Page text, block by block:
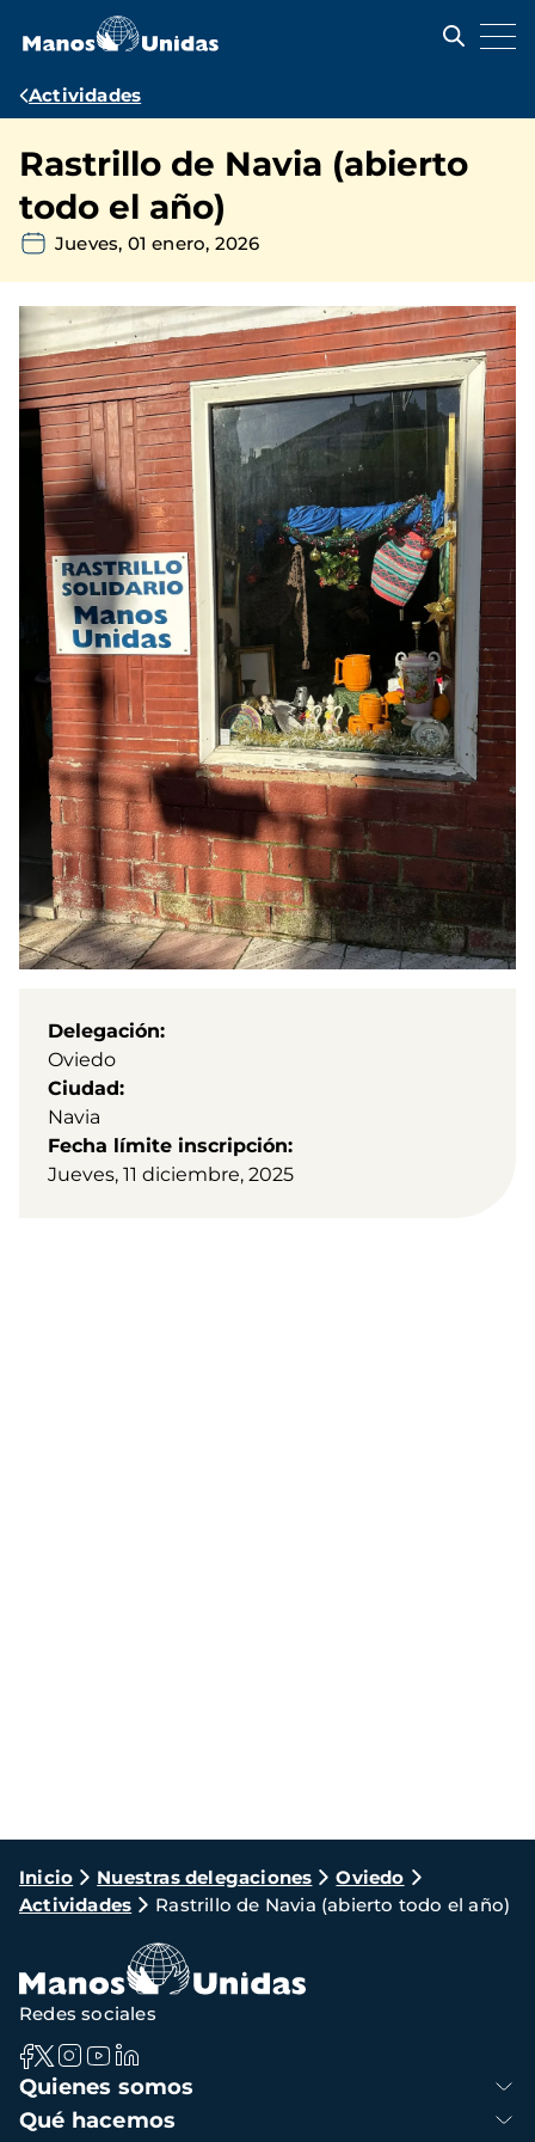
contenido
Ruta
navegación
Actividades
Rastrillo de Navia (abierto
todo el año)
Jueves, 01 enero, 2026
Delegación
Oviedo
Ciudad
Navia
Fecha límite inscripción
Jueves, 11 diciembre, 2025
Ruta
de
navegación
Inicio Nuestras delegaciones
Oviedo
Actividades
Rastrillo de Navia (abierto todo el año)
Navegación
principal
Quienes somos
Qué hacemos
Redes sociales